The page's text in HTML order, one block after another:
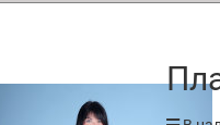
Возможные